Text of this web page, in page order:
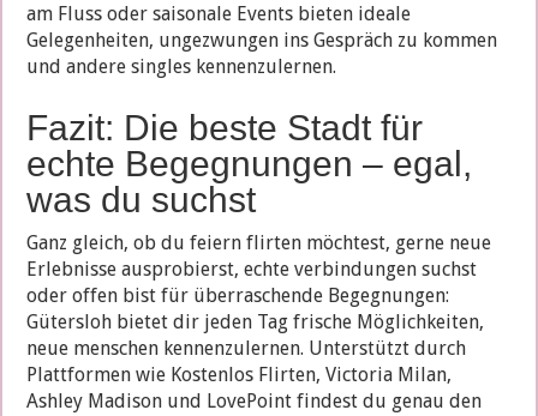
am Fluss oder saisonale Events bieten ideale
Gelegenheiten, ungezwungen ins Gespräch zu kommen
und andere singles kennenzulernen.
Fazit: Die beste Stadt für
echte Begegnungen – egal,
was du suchst
Ganz gleich, ob du feiern flirten möchtest, gerne neue
Erlebnisse ausprobierst, echte verbindungen suchst
oder offen bist für überraschende Begegnungen:
Gütersloh bietet dir jeden Tag frische Möglichkeiten,
neue menschen kennenzulernen. Unterstützt durch
Plattformen wie Kostenlos Flirten, Victoria Milan,
Ashley Madison und LovePoint findest du genau den